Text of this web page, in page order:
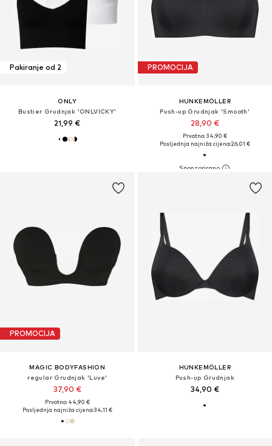
Pakiranje od 2
ONLY
Bustier Grudnjak 'ONLVICKY'
21,99 €
PROMOCIJA
HUNKEMÖLLER
Push-up Grudnjak 'Smooth'
28,90 €
Prvotno: 34,90 €
Posljednja najniža cijena:26,01 €
PROMOCIJA
MAGIC BODYFASHION
regular Grudnjak 'Luve'
37,90 €
Prvotno: 44,90 €
Posljednja najniža cijena:34,11 €
HUNKEMÖLLER
Push-up Grudnjak
34,90 €